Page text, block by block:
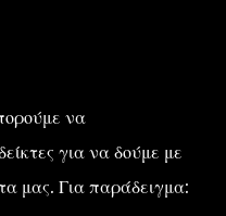
να
για να δούμε με
μας. Για παράδειγμα: